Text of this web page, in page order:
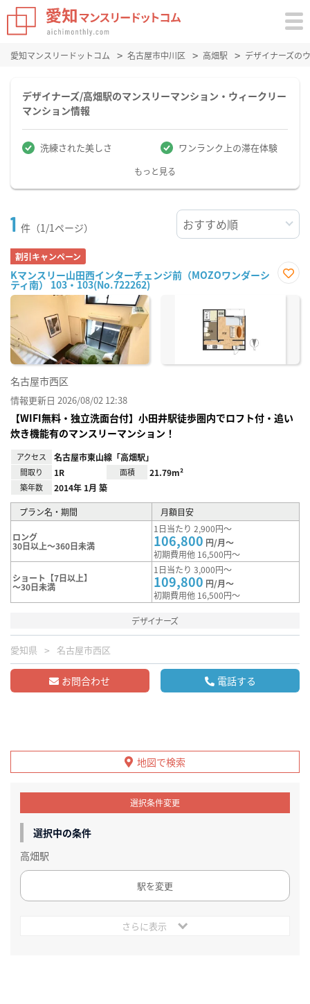
愛知マンスリードットコム 名古屋市中川区 高畑駅 デザイナーズの
デザイナーズ/高畑駅のマンスリーマンション・ウィークリー
マンション情報
洗練された美しさ ワンランク上の滞在体験
もっと見る
1 件（1/1ページ）
割引キャンペーン
Kマンスリー山田西インターチェンジ前（MOZOワンダーシ
ティ南） 103・103(No.722262)
に入
名古屋市西区
情報更新日 2026/08/02 12:38
【WIFI無料・独立洗面台付】小田井駅徒歩圏内でロフト付・追い
炊き機能有のマンスリーマンション！
アクセス 名古屋市東山線「高畑駅」
間取り 1R 面積 21.79m²
築年数 2014年 1月 築
プラン名・期間 月額目安
ロング
30日以上～360日未満
1日当たり 2,900円～
106,800 円/月～
初期費用他 16,500円～
ショート【7日以上】
～30日未満
1日当たり 3,000円～
109,800 円/月～
初期費用他 16,500円～
デザイナーズ
愛知県 名古屋市西区
お問合わせ 電話する
地図で検索
選択条件変更
選択中の条件
高畑駅
駅を変更
さらに表示